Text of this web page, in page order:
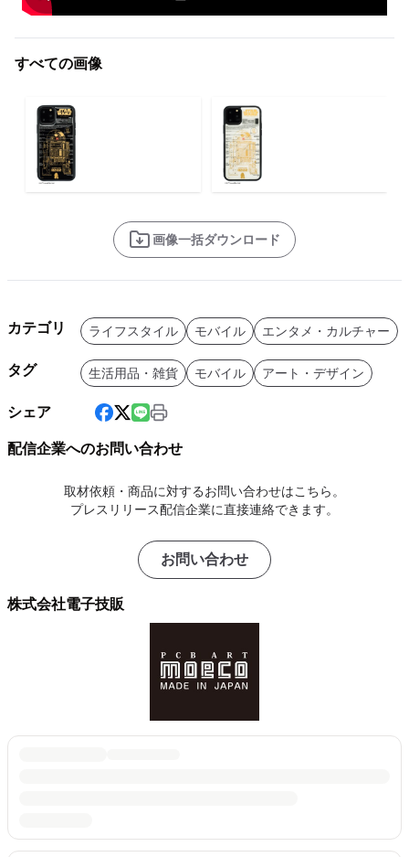
すべての画像
画像一括ダウンロード
カテゴリ ライフスタイル モバイル エンタメ・カルチャー
タグ 生活用品・雑貨 モバイル アート・デザイン
シェア
配信企業へのお問い合わせ
取材依頼・商品に対するお問い合わせはこちら。
プレスリリース配信企業に直接連絡できます。
お問い合わせ
株式会社電子技販